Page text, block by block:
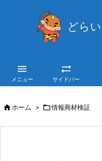
どら

メニュー

サイドバー
ホーム > 情報商材検証